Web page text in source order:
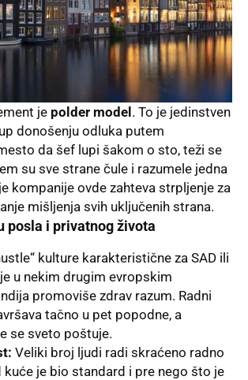
je polder model . To je jedinstven
donošenju odluka putem
da šef lupi šakom o sto, teži se
su sve strane čule i razumele jedna
kompanije ovde zahteva strpljenje za
mišljenja svih uključenih strana.
posla i privatnog života
kulture karakteristične za SAD ili
u nekim drugim evropskim
promoviše zdrav razum. Radni
tačno u pet popodne, a
se sveto poštuje.
Veliki broj ljudi radi skraćeno radno
kuće je bio standard i pre nego što je